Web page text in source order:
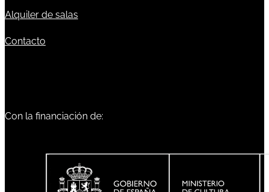
Alquiler de salas
Contacto
Con la financiación de: